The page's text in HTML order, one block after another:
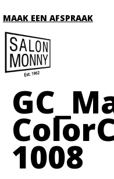
MAAK EEN AFSPRAAK
1008